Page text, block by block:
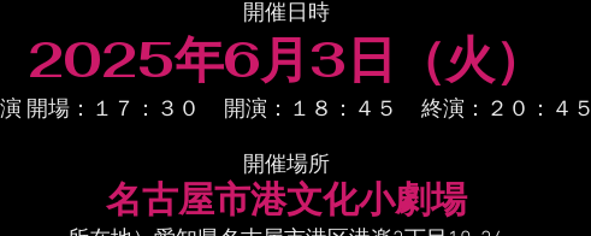
開催日時
2025年6月3日（火）
開場：１７：３０ 開演：１８：４５ 終演：２０：４５
開催場所
名古屋市港文化小劇場